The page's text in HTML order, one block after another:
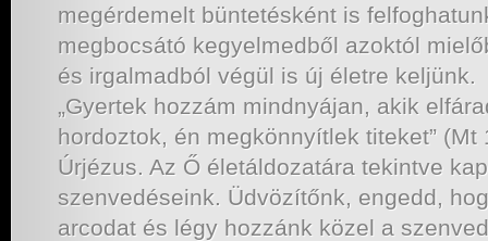
megérdemelt büntetésként is
megbocsátó kegyelmedből azoktól
és irgalmadból végül is új életre keljünk.
„Gyertek hozzám mindnyájan, akik
hordoztok, én megkönnyítlek titeket” (Mt
Úrjézus. Az Ő életáldozatára tekintve
szenvedéseink. Üdvözítőnk, engedd,
arcodat és légy hozzánk közel a